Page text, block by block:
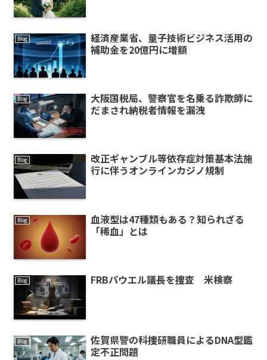
Blog
経済産業省、量子技術ビジネス活用の
補助金を20億円に増額
Blog
大阪国税局、警察官を名乗る詐欺師に
だまされ納税者情報を漏洩
Blog
改正ギャンブル等依存症対策基本法施
行に伴うオンラインカジノ規制
Blog
血液型は47種類もある？知られざる
「稀血」とは
Blog FRBパウエル議長を捜査 米検察
Blog
佐賀県警の科捜研職員によるDNA型鑑
定不正問題